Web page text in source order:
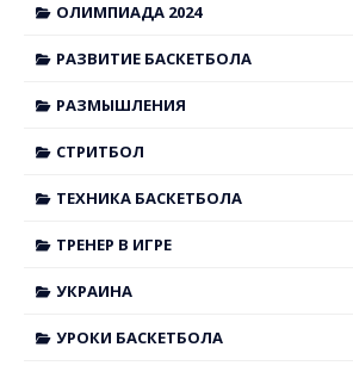
ОЛИМПИАДА 2024
РАЗВИТИЕ БАСКЕТБОЛА
РАЗМЫШЛЕНИЯ
СТРИТБОЛ
ТЕХНИКА БАСКЕТБОЛА
ТРЕНЕР В ИГРЕ
УКРАИНА
УРОКИ БАСКЕТБОЛА